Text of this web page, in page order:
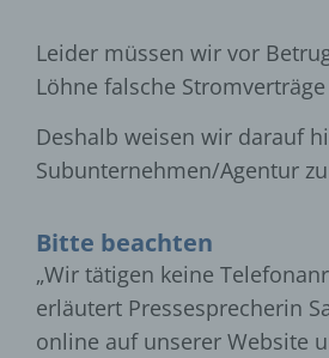
Leider müssen wir vor
Löhne falsche
Deshalb weisen wir darauf
Subunternehmen/Agentur
Bitte beachten
„Wir tätigen keine
erläutert Pressesprecherin
online auf unserer Website